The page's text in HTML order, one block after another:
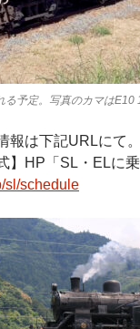
る予定。写真のカマは
報は下記URLにて。
】HP「SL・ELに乗
sl/schedule